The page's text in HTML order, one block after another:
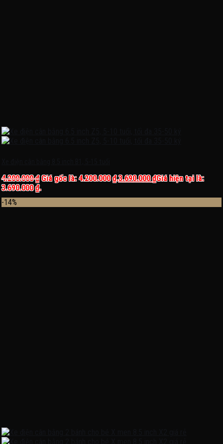
4.200.000₫ Giá gốc là: 4.200.000 ₫.3.690.000₫Giá hiện tại là:
3.690.000 ₫.
-14%